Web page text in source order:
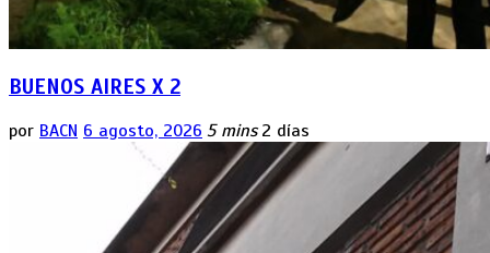
BUENOS AIRES X 2
por BACN 6 agosto, 2026 5 mins 2 días